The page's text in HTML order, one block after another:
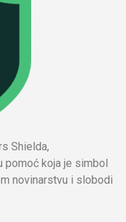
Shielda,
pomoć koja je simbol
novinarstvu i slobodi